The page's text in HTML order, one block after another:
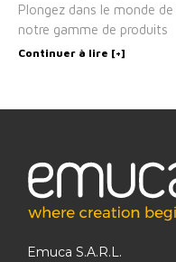
Plongez dans le monde
notre gamme de produits
Continuer à lire [+]
Emuca S.A.R.L.